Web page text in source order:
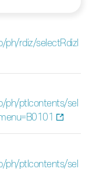
ph/rdiz/selectRdizI
ph/ptlcontents/sel
ph/ptlcontents/sel